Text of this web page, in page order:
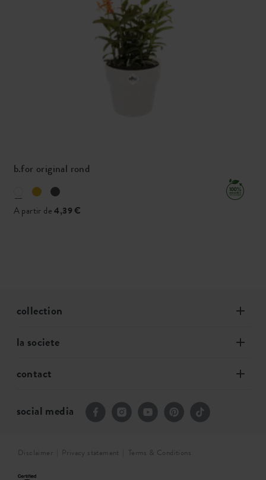
b.for original rond
A partir de4,39 €
collection
la societe
contact
social media
Disclaimer Privacy statement Terms & Conditions